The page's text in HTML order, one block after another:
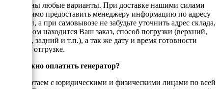
Возможны любые варианты. При доставке нашими силами
необходимо предоставить менеджеру информацию по адресу
доставки, а при самовывозе не забудьте уточнить адрес склада,
на котором находится Ваш заказ, способ погрузки (верхний,
боковой, задний и т.п.), а так же дату и время готовности
товара к отгрузке.
Как можно оплатить генератор?
Мы работаем с юридическими и физическими лицами по всей